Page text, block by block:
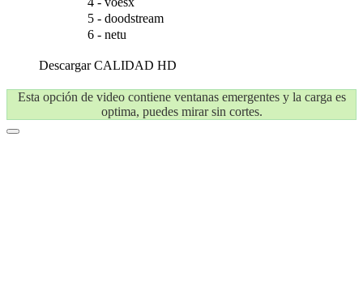
5 - doodstream
6 - netu
DescargarCALIDAD HD
Esta opción de video contiene ventanas emergentes y la carga es
optima, puedes mirar sin cortes.